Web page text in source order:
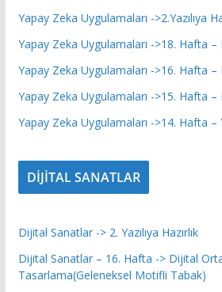
Yapay Zeka Uygulamaları ->2.Yazılıya
Yapay Zeka Uygulamaları ->18. Hafta –
Yapay Zeka Uygulamaları ->16. Hafta –
Yapay Zeka Uygulamaları ->15. Hafta –
Yapay Zeka Uygulamaları ->14. Hafta –
DİJİTAL SANATLAR
Dijital Sanatlar -> 2. Yazılıya Hazırlık
Dijital Sanatlar – 16. Hafta -> Dijital
Tasarlama(Geleneksel Motifli Tabak)